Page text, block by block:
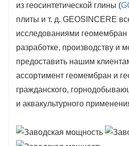
из геосинтетической глины (
плиты и т. д. GEOSINCERE
исследованиями геомембран
разработке, производству и
предоставить нашим
ассортимент геомембран и
гражданского,
и аквакультурного